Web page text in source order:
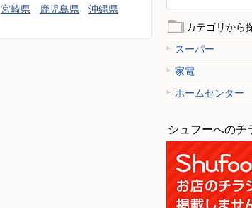
宮崎県 鹿児島県 沖縄県
カテゴリから
スーパー
家電
ホームセンター
シュフーへのチ